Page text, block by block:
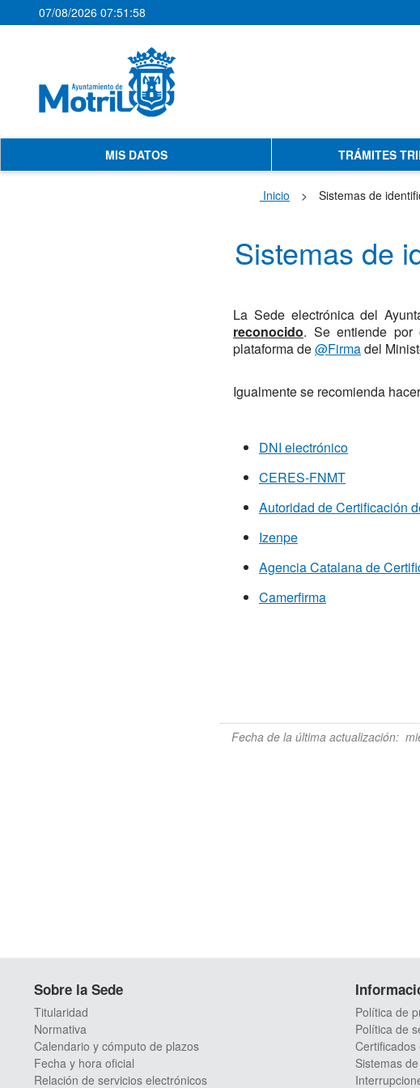
07/08/2026 07:51:58
MIS DATOS TRÁMITES
Inicio > Sistemas de
Sistemas de
La Sede electrónica del
reconocido. Se entiende por
plataforma de@Firmadel
Igualmente se recomienda
DNI electrónico
CERES-FNMT
Autoridad de Certificación
Izenpe
Agencia Catalana de
Camerfirma
Fecha de la última actualización:
Sobre la Sede
Titularidad
Normativa
Calendario y cómputo de plazos
Fecha y hora oficial
Relación de servicios electrónicos
Política de
Política de
Sistemas